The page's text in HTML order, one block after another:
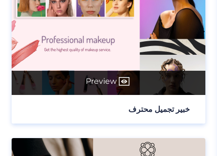
Preview
خبير تجميل محترف